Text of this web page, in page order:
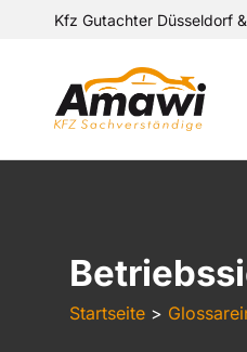
Kfz Gutachter Düsseldorf
Startseite >